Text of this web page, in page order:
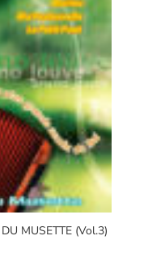
MUSETTE (Vol.3)